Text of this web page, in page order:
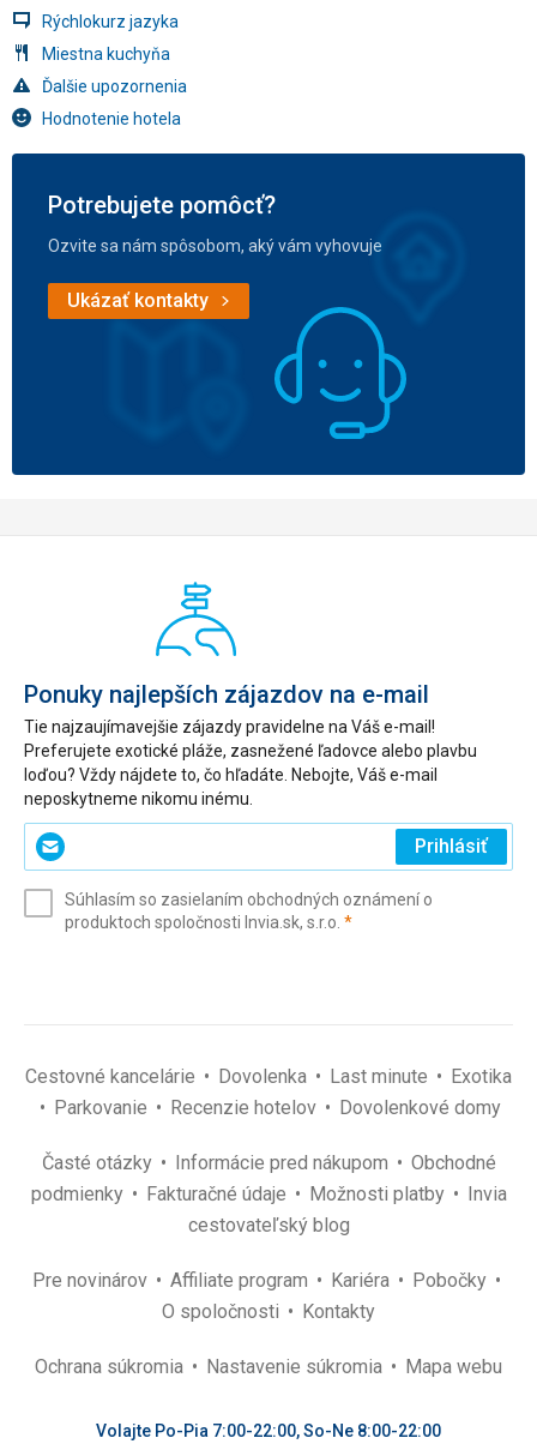
Rýchlokurz jazyka
Miestna kuchyňa
Ďalšie upozornenia
Hodnotenie hotela
Potrebujete pomôcť?
Ozvite sa nám spôsobom, aký vám vyhovuje
Ukázať kontakty
Ponuky najlepších zájazdov na e-mail
Tie najzaujímavejšie zájazdy pravidelne na Váš e-mail!
Preferujete exotické pláže, zasnežené ľadovce alebo plavbu
loďou? Vždy nájdete to, čo hľadáte. Nebojte, Váš e-mail
neposkytneme nikomu inému.
Zadajte
svoj
(povinné)
Prihlásiť
Súhlasím so zasielaním obchodných oznámení o
produktoch spoločnosti Invia.sk, s.r.o. *(povinné)
Cestovné kancelárie Dovolenka Last minute
Exotika
Parkovanie
Recenzie hotelov Dovolenkové domy
Časté otázky Informácie pred nákupom
Obchodné
podmienky
Fakturačné údaje Možnosti platby
Invia
cestovateľský blog
Pre novinárov Affiliate program Kariéra
Pobočky
O spoločnosti
Kontakty
Ochrana súkromia Nastavenie súkromia Mapa webu
Volajte Po-Pia 7:00-22:00, So-Ne 8:00-22:00